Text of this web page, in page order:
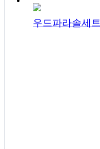
우드파라솔세트